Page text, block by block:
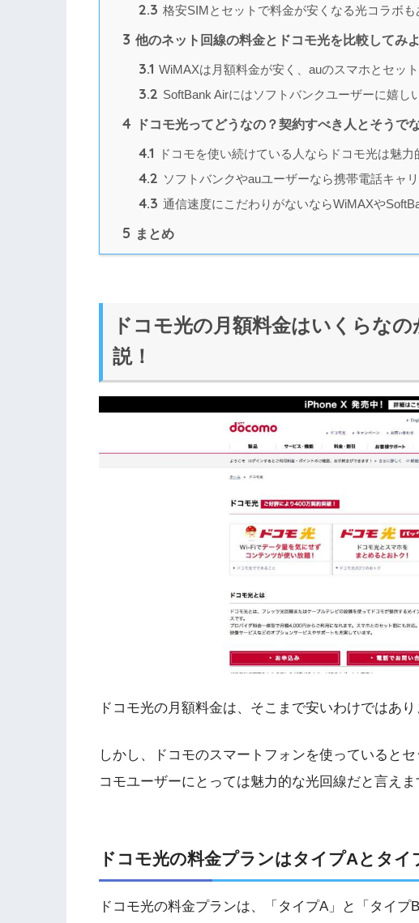
2.3 格安SIMとセットで料金が安くなる光コラボも
3 他のネット回線の料金とドコモ光を比較してみ
3.1 WiMAXは月額料金が安く、auのスマホとセッ
3.2 SoftBank Airにはソフトバンクユーザーに嬉し
4 ドコモ光ってどうなの？契約すべき人とそうで
4.1 ドコモを使い続けている人ならドコモ光は魅力
4.2 ソフトバンクやauユーザーなら携帯電話キャ
4.3 通信速度にこだわりがないならWiMAXや
5 まとめ
ドコモ光の月額料金はいくらな
説！
ドコモ光の月額料金は、そこまで安いわけではあり
しかし、ドコモのスマートフォンを使っていると
コモユーザーにとっては魅力的な光回線だと言えま
ドコモ光の料金プランはタイプAとタイ
ドコモ光の料金プランは、「タイプA」と「タイプB